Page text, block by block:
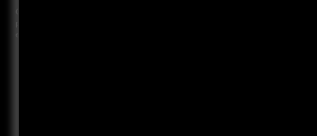
O compósito madeira-termoplástico é já material de primeira escolha em
países como USA, CANADÁ ou JAPÃO. Na EUROPA vive-se um crescente
entusiasmo na utilização deste material. ​